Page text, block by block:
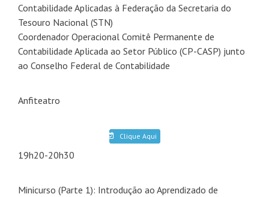
Contabilidade Aplicadas à Federação da Secretaria do
Tesouro Nacional (STN)
Coordenador Operacional Comitê Permanente de
Contabilidade Aplicada ao Setor Público (CP-CASP) junto
ao Conselho Federal de Contabilidade
Anfiteatro
Clique Aqui
19h20-20h30
Minicurso (Parte 1): Introdução ao Aprendizado de